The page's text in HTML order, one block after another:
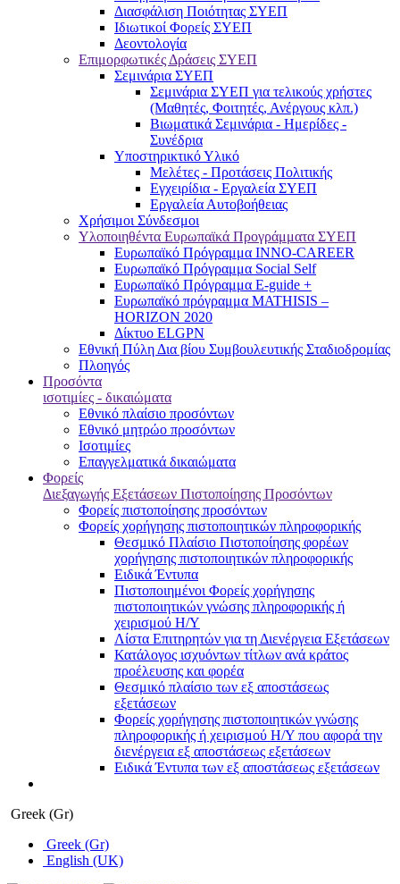
Διασφάλιση Ποιότητας ΣΥΕΠ
Ιδιωτικοί Φορείς ΣΥΕΠ
Δεοντολογία
Επιμορφωτικές Δράσεις ΣΥΕΠ
Σεμινάρια ΣΥΕΠ
Σεμινάρια ΣΥΕΠ για τελικούς χρήστες
(Μαθητές, Φοιτητές, Ανέργους κλπ.)
Βιωματικά Σεμινάρια - Ημερίδες -
Συνέδρια
Υποστηρικτικό Υλικό
Μελέτες - Προτάσεις Πολιτικής
Εγχειρίδια - Εργαλεία ΣΥΕΠ
Εργαλεία Αυτοβοήθειας
Χρήσιμοι Σύνδεσμοι
Υλοποιηθέντα Ευρωπαϊκά Προγράμματα ΣΥΕΠ
Ευρωπαϊκό Πρόγραμμα INNO-CAREER
Ευρωπαϊκό Πρόγραμμα Social Self
Ευρωπαϊκό Πρόγραμμα E-guide +
Ευρωπαϊκό πρόγραμμα MATHISIS –
HORIZON 2020
Δίκτυο ELGPN
Εθνική Πύλη Δια βίου Συμβουλευτικής Σταδιοδρομίας
Πλοηγός
Προσόντα
ισοτιμίες - δικαιώματα
Εθνικό πλαίσιο προσόντων
Εθνικό μητρώο προσόντων
Ισοτιμίες
Επαγγελματικά δικαιώματα
Φορείς
Διεξαγωγής Εξετάσεων Πιστοποίησης Προσόντων
Φορείς πιστοποίησης προσόντων
Φορείς χορήγησης πιστοποιητικών πληροφορικής
Θεσμικό Πλαίσιο Πιστοποίησης φορέων
χορήγησης πιστοποιητικών πληροφορικής
Ειδικά Έντυπα
Πιστοποιημένοι Φορείς χορήγησης
πιστοποιητικών γνώσης πληροφορικής ή
χειρισμού Η/Υ
Λίστα Επιτηρητών για τη Διενέργεια Εξετάσεων
Κατάλογος ισχυόντων τίτλων ανά κράτος
προέλευσης και φορέα
Θεσμικό πλαίσιο των εξ αποστάσεως
εξετάσεων
Φορείς χορήγησης πιστοποιητικών γνώσης
πληροφορικής ή χειρισμού Η/Υ που αφορά την
διενέργεια εξ αποστάσεως εξετάσεων
Ειδικά Έντυπα των εξ αποστάσεως εξετάσεων
Greek (Gr)
Greek (Gr)
English (UK)